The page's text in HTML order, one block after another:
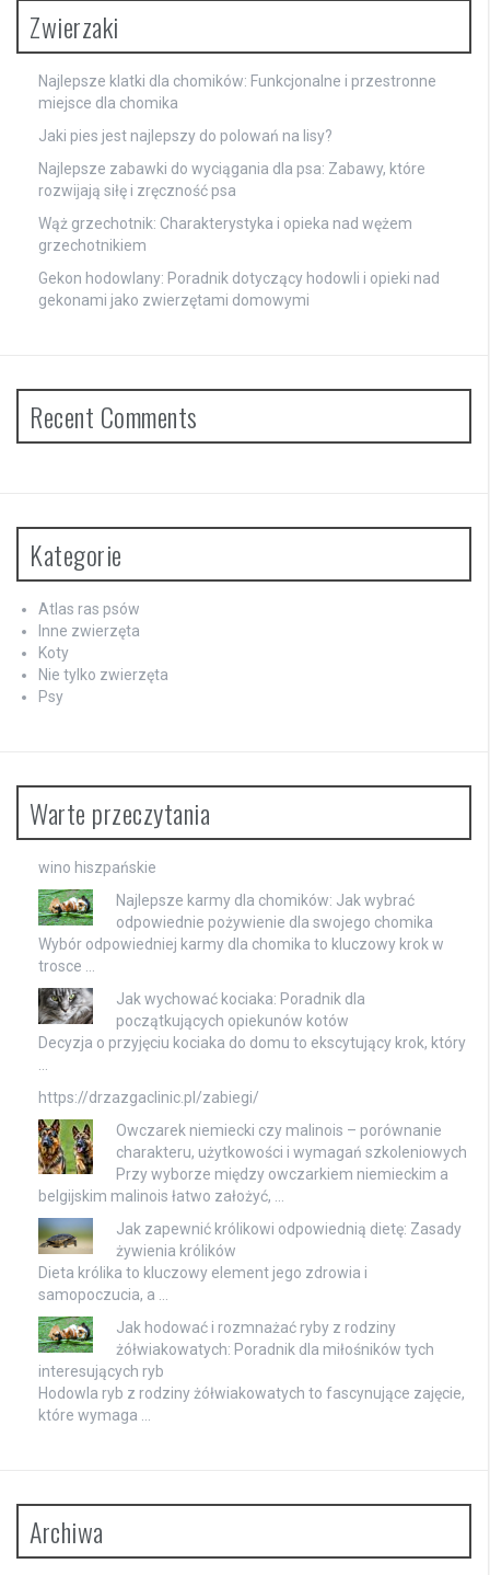
Zwierzaki
Najlepsze klatki dla chomików: Funkcjonalne i przestronne
miejsce dla chomika
Jaki pies jest najlepszy do polowań na lisy?
Najlepsze zabawki do wyciągania dla psa: Zabawy, które
rozwijają siłę i zręczność psa
Wąż grzechotnik: Charakterystyka i opieka nad wężem
grzechotnikiem
Gekon hodowlany: Poradnik dotyczący hodowli i opieki nad
gekonami jako zwierzętami domowymi
Recent Comments
Kategorie
Atlas ras psów
Inne zwierzęta
Koty
Nie tylko zwierzęta
Psy
Warte przeczytania
wino hiszpańskie
Najlepsze karmy dla chomików: Jak wybrać
odpowiednie pożywienie dla swojego chomika
Wybór odpowiedniej karmy dla chomika to kluczowy krok w
trosce …
Jak wychować kociaka: Poradnik dla
początkujących opiekunów kotów
Decyzja o przyjęciu kociaka do domu to ekscytujący krok, który
https://drzazgaclinic.pl/zabiegi/
Owczarek niemiecki czy malinois – porównanie
charakteru, użytkowości i wymagań szkoleniowych
Przy wyborze między owczarkiem niemieckim a
belgijskim malinois łatwo założyć, …
Jak zapewnić królikowi odpowiednią dietę: Zasady
żywienia królików
Dieta królika to kluczowy element jego zdrowia i
samopoczucia, a …
Jak hodować i rozmnażać ryby z rodziny
żółwiakowatych: Poradnik dla miłośników tych
interesujących ryb
Hodowla ryb z rodziny żółwiakowatych to fascynujące zajęcie,
które wymaga …
Archiwa